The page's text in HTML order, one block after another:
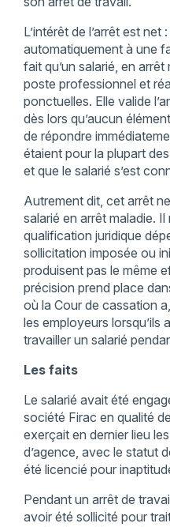
L’intérêt de l’arrêt est net
automatiquement à une
fait qu’un salarié, en
poste professionnel et
ponctuelles. Elle valide
dès lors qu’aucun
de répondre
étaient pour la plupart
et que le salarié s’est
Autrement dit, cet arrêt
salarié en arrêt maladie.
qualification juridique
sollicitation imposée ou
produisent pas le même
précision prend place
où la Cour de cassation
les employeurs
travailler un salarié
Les faits
Le salarié avait été
société Firac en qualité
exerçait en dernier lieu
d’agence, avec le statut
été licencié pour
Pendant un arrêt de
avoir été sollicité pour